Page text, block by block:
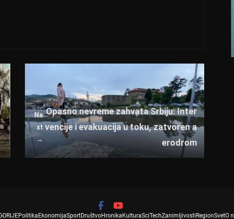
Ne
xt
→
Opasno nevreme zahvata Srbiju: Inter
vencije i evakuacija u toku, zatvoren a
erodrom
Politika EkonomijaSportDruštvoHronika KulturaSciTechZanimljivosti RegionSvetO